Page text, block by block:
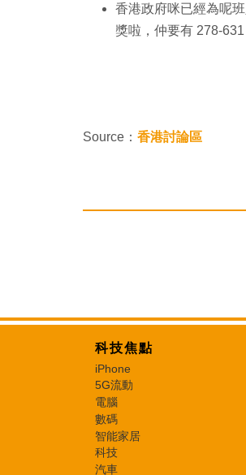
香港政府咪已經為呢
獎啦，仲要有 278-
Source： 香港討論區
科技焦點
iPhone
5G流動
電腦
數碼
智能家居
科技
汽車